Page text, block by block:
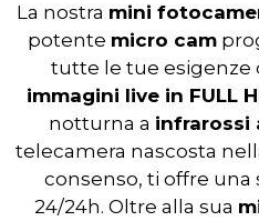
La nostra mini
potente micro cam
tutte le tue esigenze
immagini live in FULL
notturna a infrarossi
telecamera nascosta
consenso, ti offre una
24/24h. Oltre alla sua